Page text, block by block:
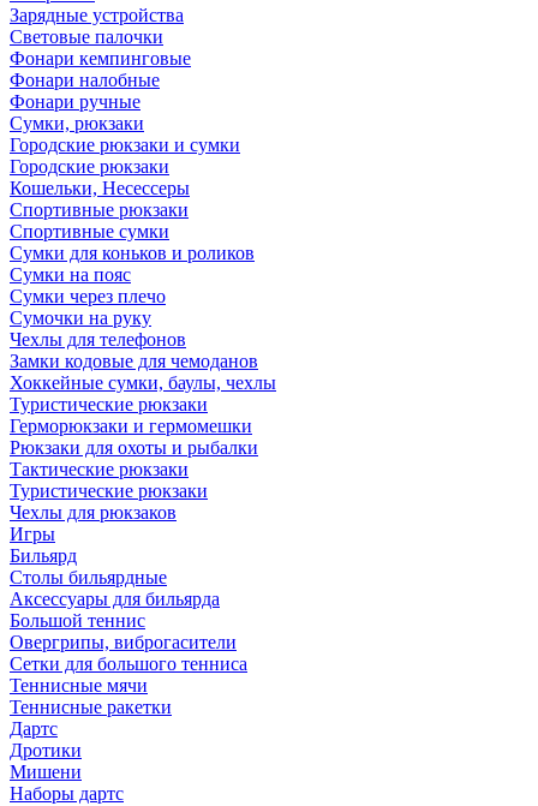
Зарядные устройства
Световые палочки
Фонари кемпинговые
Фонари налобные
Фонари ручные
Сумки, рюкзаки
Городские рюкзаки и сумки
Городские рюкзаки
Кошельки, Несессеры
Спортивные рюкзаки
Спортивные сумки
Сумки для коньков и роликов
Сумки на пояс
Сумки через плечо
Сумочки на руку
Чехлы для телефонов
Замки кодовые для чемоданов
Хоккейные сумки, баулы, чехлы
Туристические рюкзаки
Герморюкзаки и гермомешки
Рюкзаки для охоты и рыбалки
Тактические рюкзаки
Туристические рюкзаки
Чехлы для рюкзаков
Игры
Бильярд
Столы бильярдные
Аксессуары для бильярда
Большой теннис
Овергрипы, виброгасители
Сетки для большого тенниса
Теннисные мячи
Теннисные ракетки
Дартс
Дротики
Мишени
Наборы дартс